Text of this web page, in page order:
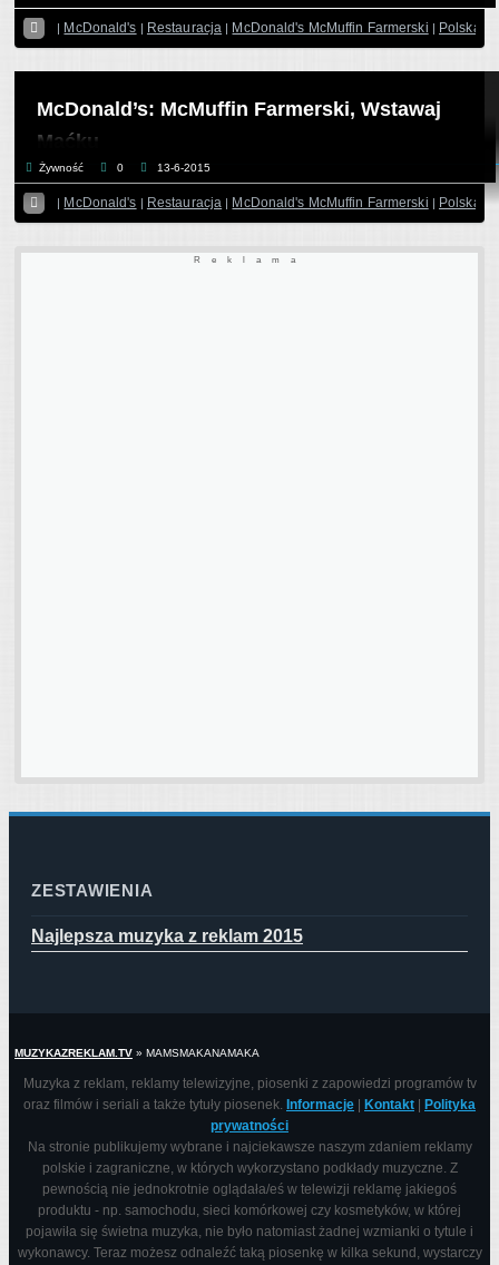
 | McDonald's | Restauracja | McDonald's McMuffin Farmerski | Polska
McDonald’s: McMuffin Farmerski, Wstawaj
Maćku
Żywność 0 13-6-2015
 | McDonald's | Restauracja | McDonald's McMuffin Farmerski | Polska |
Reklama
ZESTAWIENIA
Najlepsza muzyka z reklam 2015
MUZYKAZREKLAM.TV » MAMSMAKANAMAKA
Muzyka z reklam, reklamy telewizyjne, piosenki z zapowiedzi programów tv
oraz filmów i seriali a także tytuły piosenek. Informacje Kontakt
Polityka
prywatności
Na stronie publikujemy wybrane i najciekawsze naszym zdaniem reklamy
polskie i zagraniczne, w których wykorzystano podkłady muzyczne. Z
pewnością nie jednokrotnie oglądała/eś w telewizji reklamę jakiegoś
produktu - np. samochodu, sieci komórkowej czy kosmetyków, w której
pojawiła się świetna muzyka, nie było natomiast żadnej wzmianki o tytule i
wykonawcy. Teraz możesz odnaleźć taką piosenkę w kilka sekund, wystarczy